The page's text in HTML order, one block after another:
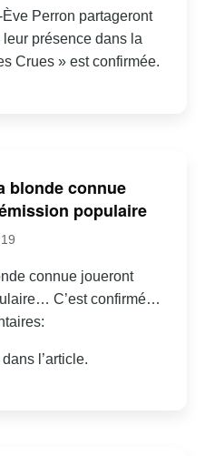
Perron partageront
présence dans la
Crues » est confirmée.
blonde connue
populaire
connue joueront
C’est confirmé…
l’article.